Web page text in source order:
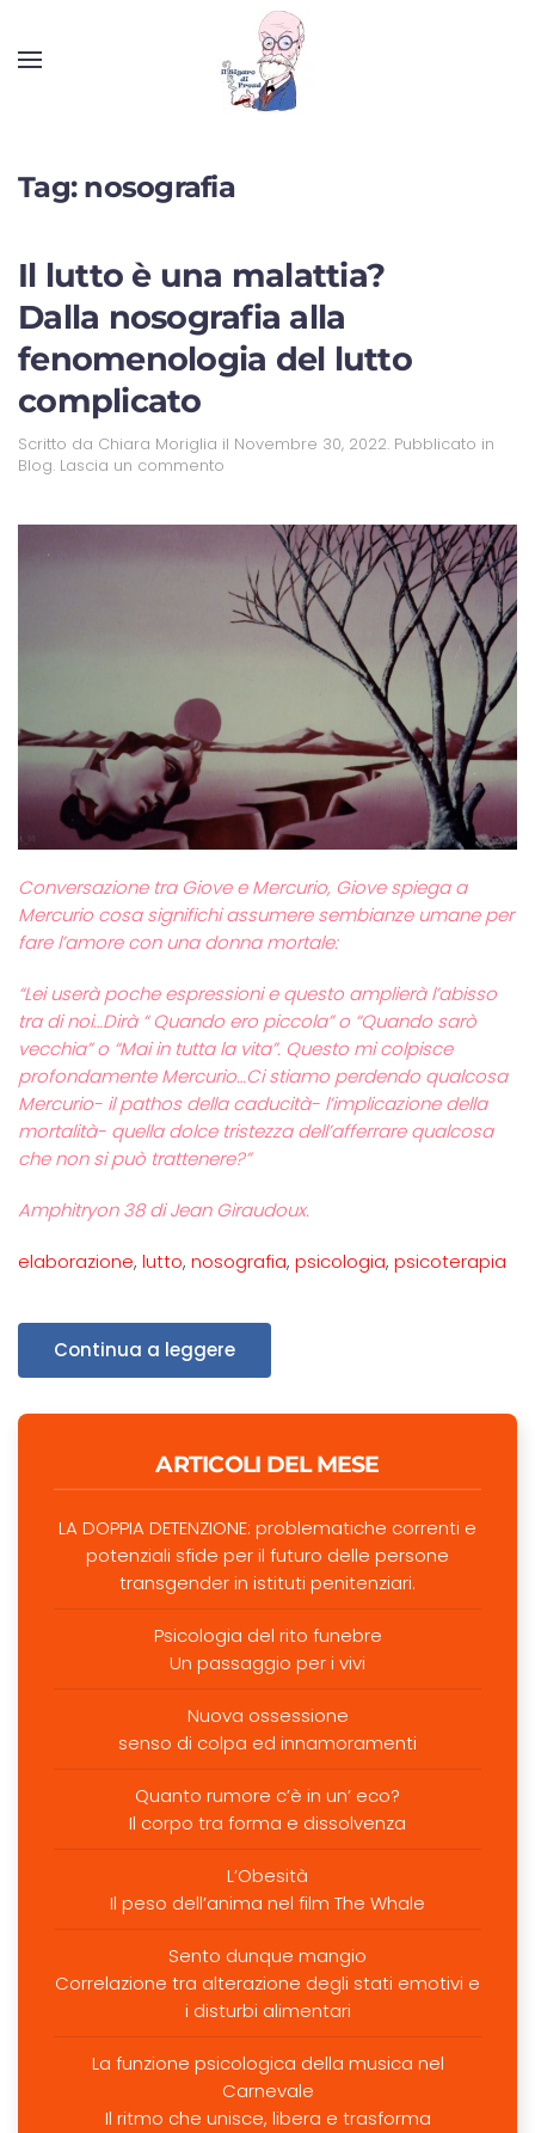
Tag: nosografia
Il lutto è una malattia?
Dalla nosografia alla
fenomenologia del lutto
complicato
Scritto da Chiara Moriglia il Novembre 30, 2022. Pubblicato in
Blog. Lascia un commento
Conversazione tra Giove e Mercurio, Giove spiega a
Mercurio cosa significhi assumere sembianze umane per
fare l’amore con una donna mortale:
“Lei userà poche espressioni e questo amplierà l’abisso
tra di noi…Dirà “ Quando ero piccola” o “Quando sarò
vecchia” o “Mai in tutta la vita”. Questo mi colpisce
profondamente Mercurio…Ci stiamo perdendo qualcosa
Mercurio- il pathos della caducità- l’implicazione della
mortalità- quella dolce tristezza dell’afferrare qualcosa
che non si può trattenere?”
Amphitryon 38 di Jean Giraudoux.
elaborazione, lutto, nosografia, psicologia, psicoterapia
Continua a leggere
ARTICOLI DEL MESE
LA DOPPIA DETENZIONE: problematiche correnti e
potenziali sfide per il futuro delle persone
transgender in istituti penitenziari.
Psicologia del rito funebre
Un passaggio per i vivi
Nuova ossessione
senso di colpa ed innamoramenti
Quanto rumore c’è in un’ eco?
Il corpo tra forma e dissolvenza
L’Obesità
Il peso dell’anima nel film The Whale
Sento dunque mangio
Correlazione tra alterazione degli stati emotivi e
i disturbi alimentari
La funzione psicologica della musica nel
Carnevale
Il ritmo che unisce, libera e trasforma